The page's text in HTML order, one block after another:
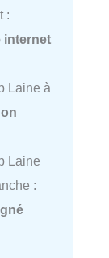
:
internet
Laine à
Laine
: